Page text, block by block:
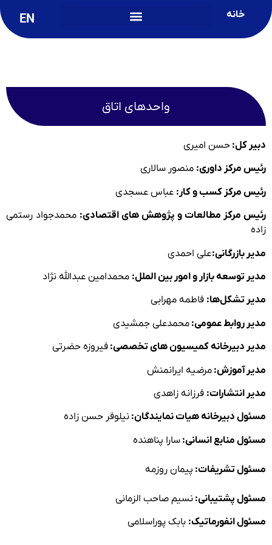
خانه EN
واحدهای اتاق
دبیر کل: حسن امیری
رئیس مرکز داوری: منصور سالاری
رئیس مرکز کسب و کار: عباس عسجدی
رئیس مرکز مطالعات و پژوهش های اقتصادی: محمدجواد رستمی
زاده
مدیر بازرگانی:علی احمدی
مدیر توسعه بازار و امور بین الملل: محمدامین عبدالله نژاد
مدیر تشکل‌ها: فاطمه مهرابی
مدیر روابط عمومی: محمدعلی جمشیدی
مدیر دبیرخانه کمیسیون های تخصصی: فیروزه حضرتی
مدیر آموزش: مرضیه ایرانمنش
مدیر انتشارات: فرزانه زاهدی
مسئول دبیرخانه هیات نمایندگان: نیلوفر حسن زاده
مسئول منابع انسانی: سارا پناهنده
مسئول تشریفات: پیمان روزمه
مسئول پشتیبانی: نسیم صاحب الزمانی
مسئول انفورماتیک: بابک پوراسلامی